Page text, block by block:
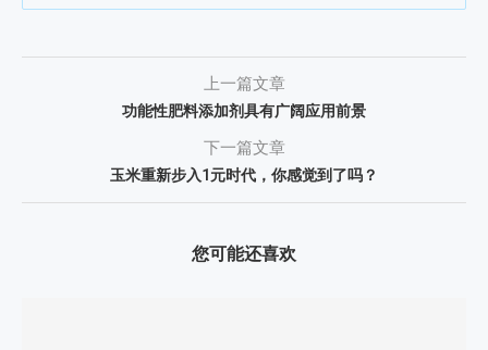
上一篇文章
功能性肥料添加剂具有广阔应用前景
下一篇文章
玉米重新步入1元时代，你感觉到了吗？
您可能还喜欢